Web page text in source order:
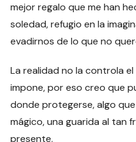
mejor regalo que me han
soledad, refugio en la
evadirnos de lo que no
La realidad no la controla
impone, por eso creo que
donde protegerse, algo
mágico, una guarida al tan
presente.